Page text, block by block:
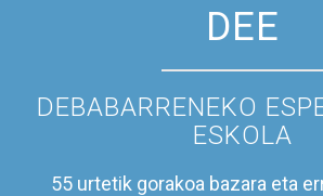
DEE
DEBABARRENEKO
ESKOLA
55 urtetik gorakoa bazara eta